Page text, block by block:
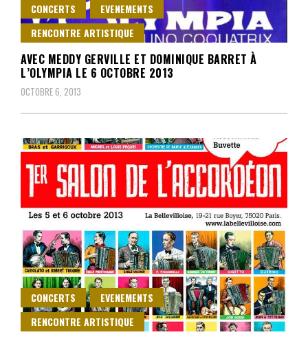
CONCERTS
EVENEMENTS
RENCONTRE ARTISTIQUE
AVEC MEDDY GERVILLE ET DOMINIQUE BARRET À
L’OLYMPIA LE 6 OCTOBRE 2013
OCTOBRE 6, 2013
CONCERTS
EVENEMENTS
RENCONTRE ARTISTIQUE